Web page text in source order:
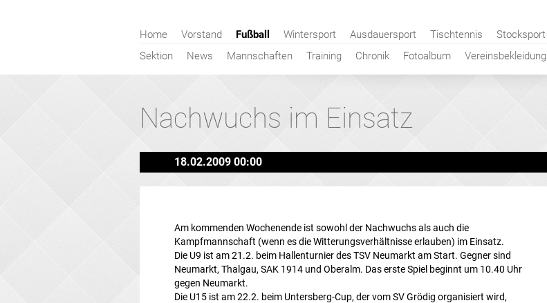
Navigation
Home Vorstand
Fußball
Sektion
News Mannschaften Training Chronik Fotoalbum Vereinsbekleidung
Wintersport Ausdauersport Tischtennis Stocksport
Nachwuchs im Einsatz
18.02.2009 00:00
Am kommenden Wochenende ist sowohl der Nachwuchs als auch die
Kampfmannschaft (wenn es die Witterungsverhältnisse erlauben) im Einsatz.
Die U9 ist am 21.2. beim Hallenturnier des TSV Neumarkt am Start. Gegner sind
Neumarkt, Thalgau, SAK 1914 und Oberalm. Das erste Spiel beginnt um 10.40 Uhr
gegen Neumarkt.
Die U15 ist am 22.2. beim Untersberg-Cup, der vom SV Grödig organisiert wird,